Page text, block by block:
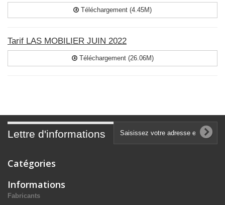
Téléchargement (4.45M)
Tarif LAS MOBILIER JUIN 2022
Téléchargement (26.06M)
Lettre d'informations
Catégories
Informations
Fabricants